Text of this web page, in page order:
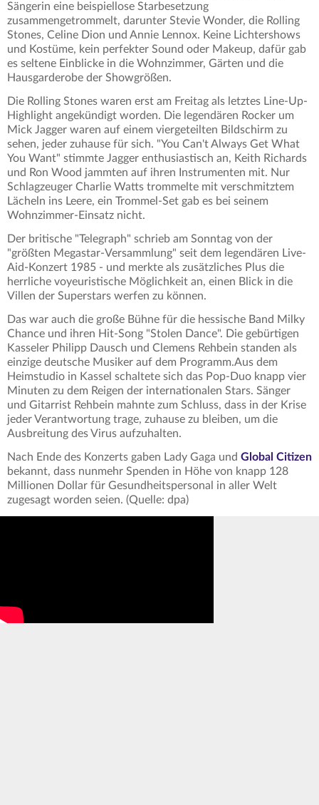
Sängerin eine beispiellose Starbesetzung
zusammengetrommelt, darunter Stevie Wonder, die Rolling
Stones, Celine Dion und Annie Lennox. Keine Lichtershows
und Kostüme, kein perfekter Sound oder Makeup, dafür gab
es seltene Einblicke in die Wohnzimmer, Gärten und die
Hausgarderobe der Showgrößen.
Die Rolling Stones waren erst am Freitag als letztes Line-Up-
Highlight angekündigt worden. Die legendären Rocker um
Mick Jagger waren auf einem viergeteilten Bildschirm zu
sehen, jeder zuhause für sich. "You Can't Always Get What
You Want" stimmte Jagger enthusiastisch an, Keith Richards
und Ron Wood jammten auf ihren Instrumenten mit. Nur
Schlagzeuger Charlie Watts trommelte mit verschmitztem
Lächeln ins Leere, ein Trommel-Set gab es bei seinem
Wohnzimmer-Einsatz nicht.
Der britische "Telegraph" schrieb am Sonntag von der
"größten Megastar-Versammlung" seit dem legendären Live-
Aid-Konzert 1985 - und merkte als zusätzliches Plus die
herrliche voyeuristische Möglichkeit an, einen Blick in die
Villen der Superstars werfen zu können.
Das war auch die große Bühne für die hessische Band Milky
Chance und ihren Hit-Song "Stolen Dance". Die gebürtigen
Kasseler Philipp Dausch und Clemens Rehbein standen als
einzige deutsche Musiker auf dem Programm.Aus dem
Heimstudio in Kassel schaltete sich das Pop-Duo knapp vier
Minuten zu dem Reigen der internationalen Stars. Sänger
und Gitarrist Rehbein mahnte zum Schluss, dass in der Krise
jeder Verantwortung trage, zuhause zu bleiben, um die
Ausbreitung des Virus aufzuhalten.
Nach Ende des Konzerts gaben Lady Gaga und Global Citizen
bekannt, dass nunmehr Spenden in Höhe von knapp 128
Millionen Dollar für Gesundheitspersonal in aller Welt
zugesagt worden seien. (Quelle: dpa)